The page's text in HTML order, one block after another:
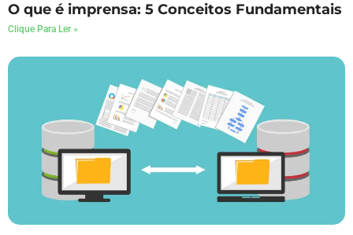
O que é imprensa: 5 Conceitos Fundamentais
Clique Para Ler »